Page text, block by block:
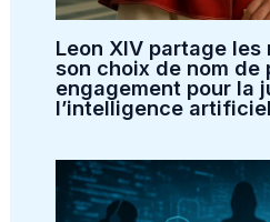
Leon XIV partage
son choix de nom de
engagement pour la
l’intelligence